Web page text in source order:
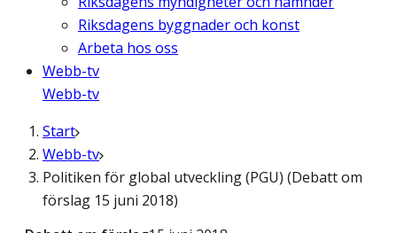
Riksdagens byggnader och konst
Arbeta hos oss
Webb-tv
Webb-tv
Start
Webb-tv
Politiken för global utveckling (PGU) (Debatt om
förslag 15 juni 2018)